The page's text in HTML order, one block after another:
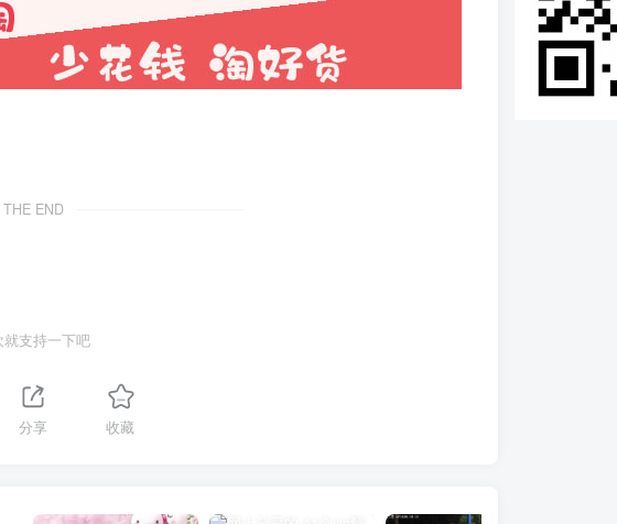
THE END
就支持一下吧
分享 收藏